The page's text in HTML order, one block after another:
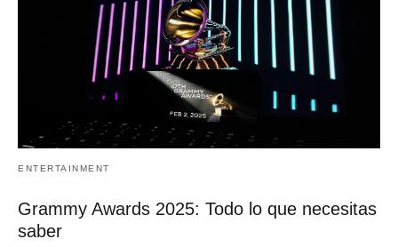
ENTERTAINMENT
Grammy Awards 2025: Todo lo que necesitas
saber